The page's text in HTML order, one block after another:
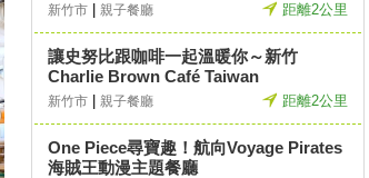
新竹市 親子餐廳 距離2公里
讓史努比跟咖啡一起溫暖你～新竹
Charlie Brown Café Taiwan
新竹市 親子餐廳 距離2公里
One Piece尋寶趣！航向Voyage Pirates
海賊王動漫主題餐廳